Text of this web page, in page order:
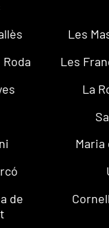
Les
Les
La
de